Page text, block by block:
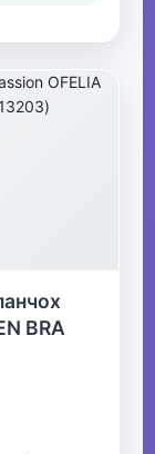
BRA